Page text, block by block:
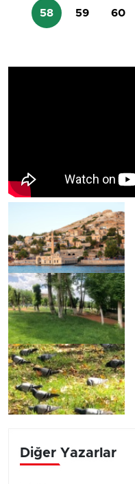
58 59 60
Diğer Yazarlar